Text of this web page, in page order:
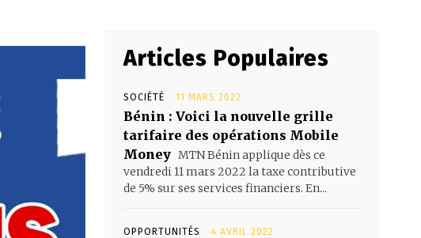
Articles Populaires
SOCIÉTÉ 11 MARS 2022
Bénin : Voici la nouvelle grille
tarifaire des opérations Mobile
Money MTN Bénin applique dès ce
vendredi 11 mars 2022 la taxe contributive
de 5% sur ses services financiers. En...
OPPORTUNITÉS 4 AVRIL 2022